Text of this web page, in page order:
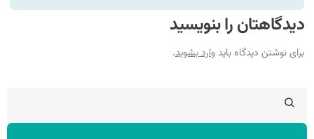
دیدگاهتان را بنویسید
برای نوشتن دیدگاه بایدوارد بشوید.